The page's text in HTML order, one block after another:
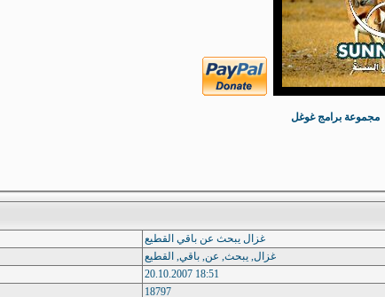
مجموعة برامج غوغل
غزال يبحث عن باقي القطيع
غزال, يبحث, عن, باقي, القطيع
20.10.2007 18:51
18797